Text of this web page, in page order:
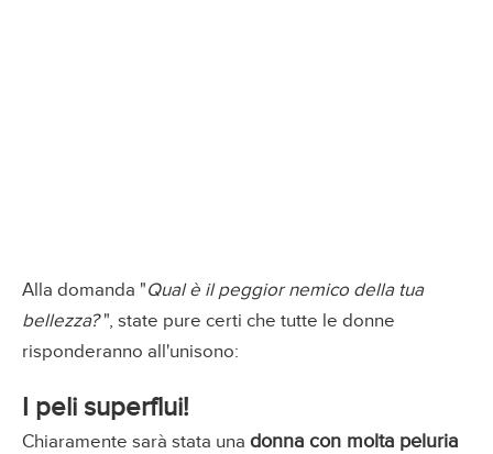
Alla domanda "Qual è il peggior nemico della tua
bellezza?", state pure certi che tutte le donne
risponderanno all'unisono:
I peli superflui!
Chiaramente sarà stata una donna con molta peluria